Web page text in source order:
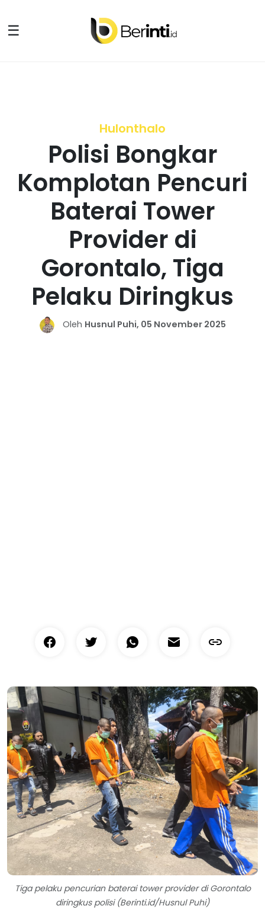
☰
Hulonthalo
Polisi Bongkar
Komplotan Pencuri
Baterai Tower
Provider di
Gorontalo, Tiga
Pelaku Diringkus
Oleh Husnul Puhi, 05 November 2025
Tiga pelaku pencurian baterai tower provider di Gorontalo
diringkus polisi (Berinti.id/Husnul Puhi)